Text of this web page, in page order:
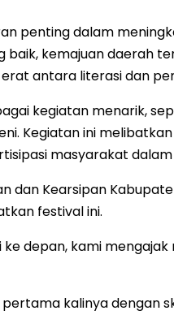
penting dalam
baik, kemajuan daerah
antara literasi dan
kegiatan menarik,
Kegiatan ini
masyarakat
dan Kearsipan
festival ini.
ke depan, kami
kalinya dengan